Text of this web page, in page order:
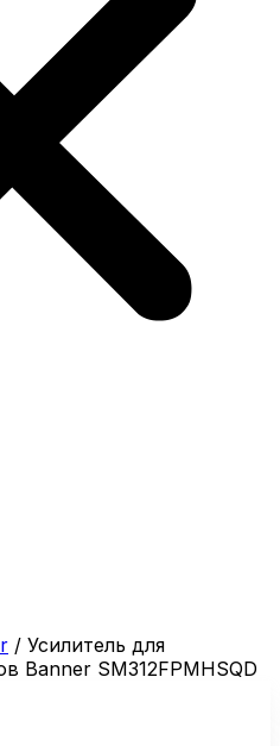
/ Усилитель для
Banner SM312FPMHSQD